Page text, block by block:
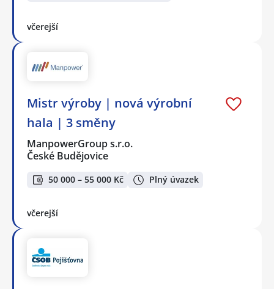
včerejší
Mistr výroby | nová výrobní
hala | 3 směny
ManpowerGroup s.r.o.
České Budějovice
50 000 – 55 000 Kč Plný úvazek
včerejší